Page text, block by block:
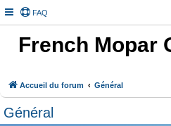
FAQ
French Mopar
Accueil du forum Général
Général